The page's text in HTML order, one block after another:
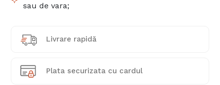
sau de vara;
Livrare rapidă
Plata securizata cu cardul